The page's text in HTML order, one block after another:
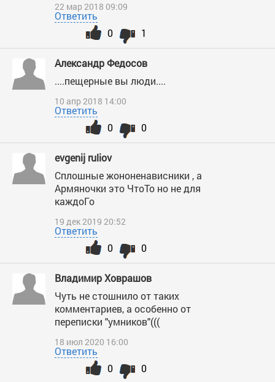
22 мар 2018 09:09
Ответить
1
0
Александр Федосов
....пещерные вы люди....
10 апр 2018 14:00
Ответить
0
0
evgenij ruliov
Сплошные жононенависники , а
Армяночки это ЧтоТо но не для
каждоГо
19 дек 2019 20:52
Ответить
0
0
Владимир Ховрашов
Чуть не стошнило от таких
комментариев, а особенно от
переписки "умников"(((
18 июл 2020 16:00
Ответить
0
0